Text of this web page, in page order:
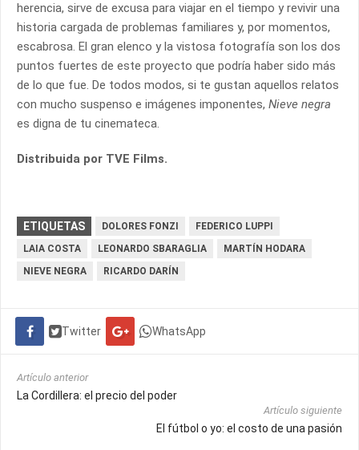
herencia, sirve de excusa para viajar en el tiempo y revivir una
historia cargada de problemas familiares y, por momentos,
escabrosa. El gran elenco y la vistosa fotografía son los dos
puntos fuertes de este proyecto que podría haber sido más
de lo que fue. De todos modos, si te gustan aquellos relatos
con mucho suspenso e imágenes imponentes, Nieve negra
es digna de tu cinemateca.
Distribuida por TVE Films.
ETIQUETAS DOLORES FONZI
FEDERICO LUPPI
LAIA COSTA
LEONARDO SBARAGLIA
MARTÍN HODARA
NIEVE NEGRA
RICARDO DARÍN
Twitter WhatsApp
Artículo anterior
La Cordillera: el precio del poder
Artículo siguiente
El fútbol o yo: el costo de una pasión